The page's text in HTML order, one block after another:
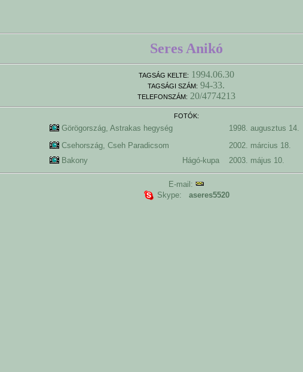
Seres Anikó
TAGSÁG KELTE: 1994.06.30
TAGSÁGI SZÁM: 94-33.
TELEFONSZÁM: 20/4774213
FOTÓK:
Görögország, Astrakas hegység
1998. augusztus 14.
Csehország, Cseh Paradicsom
2002. március 18.
Bakony
Hágó-kupa 2003. május 10.
E-mail:
Skype: aseres5520